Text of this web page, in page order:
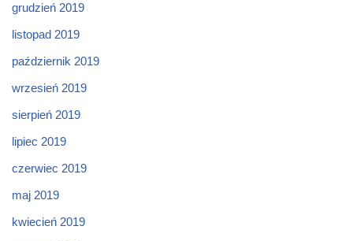
grudzień 2019
listopad 2019
październik 2019
wrzesień 2019
sierpień 2019
lipiec 2019
czerwiec 2019
maj 2019
kwiecień 2019